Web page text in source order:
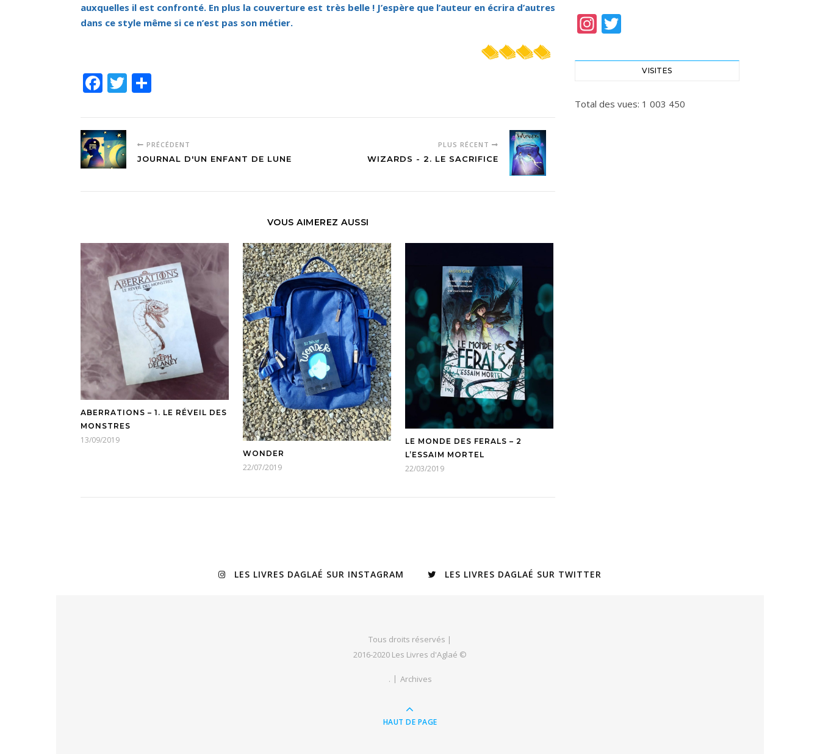
auxquelles il est confronté. En plus la couverture est très belle ! J’espère que l’auteur en écrira d’autres
dans ce style même si ce n’est pas son métier.
Facebook
Twitter
PRÉCÉDENT
JOURNAL D'UN ENFANT DE LUNE
PLUS RÉCENT
WIZARDS - 2. LE SACRIFICE
VOUS AIMEREZ AUSSI
ABERRATIONS – 1. LE RÉVEIL DES
MONSTRES
13/09/2019
WONDER
22/07/2019
LE MONDE DES FERALS – 2
L’ESSAIM MORTEL
22/03/2019
Instagram
VISITES
Total des vues: 1 003 450
LES LIVRES DAGLAÉ SUR INSTAGRAM LES LIVRES DAGLAÉ SUR TWITTER
Tous droits réservés |
2016-2020 Les Livres d'Aglaé ©
. Archives
HAUT DE PAGE